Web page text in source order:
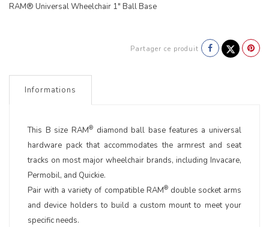
RAM® Universal Wheelchair 1" Ball Base
Partager ce produit
Informations
This B size RAM® diamond ball base features a universal
hardware pack that accommodates the armrest and seat
tracks on most major wheelchair brands, including Invacare,
Permobil, and Quickie.
Pair with a variety of compatible RAM®double socket arms
and device holders to build a custom mount to meet your
specific needs.